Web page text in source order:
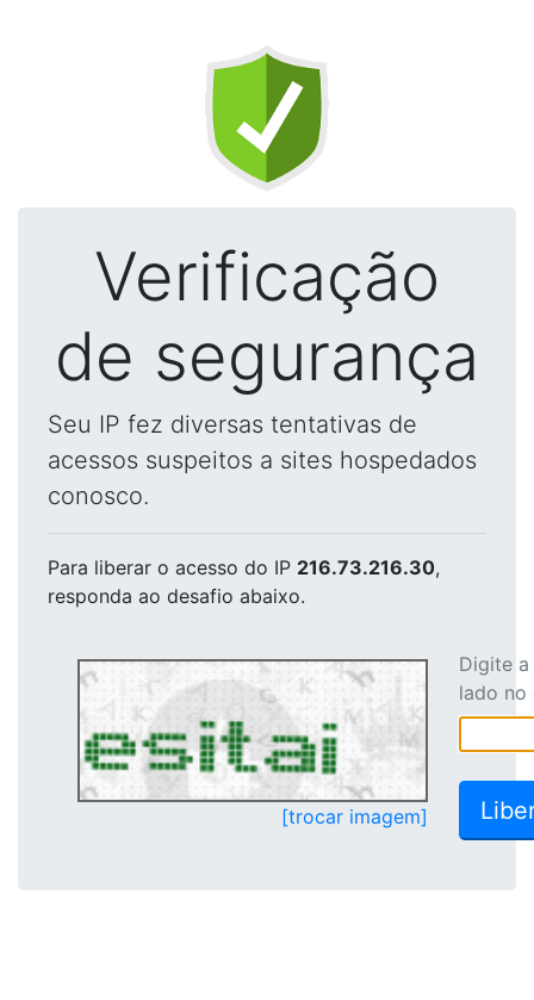
Verificação
de segurança
Seu IP fez diversas tentativas de
acessos suspeitos a sites hospedados
conosco.
Para liberar o acesso do IP 216.73.216.30,
responda ao desafio abaixo.
[trocar imagem]
Digite
lado no